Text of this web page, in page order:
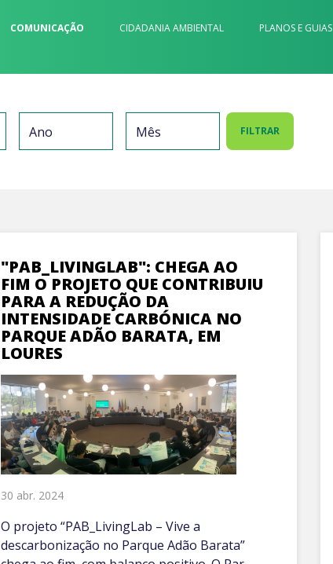
COMUNICAÇÃO CIDADANIA AMBIENTAL PLANOS E GUIAS
FILTRAR
"PAB_LIVINGLAB": CHEGA AO
FIM O PROJETO QUE CONTRIBUIU
PARA A REDUÇÃO DA
INTENSIDADE CARBÓNICA NO
PARQUE ADÃO BARATA, EM
LOURES
30 abr. 2024
O projeto “PAB_LivingLab – Vive a
descarbonização no Parque Adão Barata”